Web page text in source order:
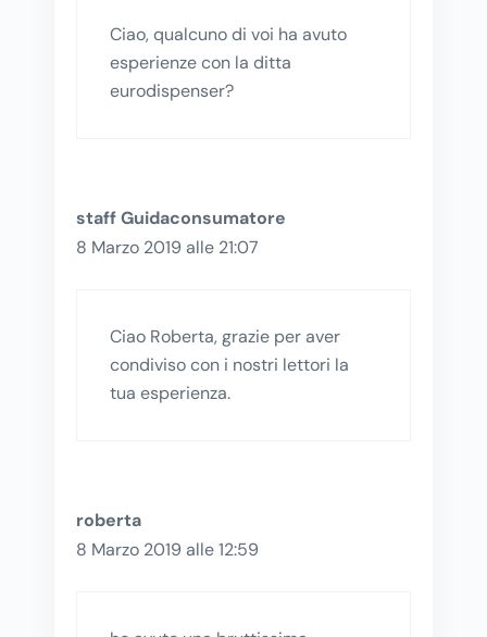
Ciao, qualcuno di voi ha avuto
esperienze con la ditta
eurodispenser?
staff Guidaconsumatore
8 Marzo 2019 alle 21:07
Ciao Roberta, grazie per aver
condiviso con i nostri lettori la
tua esperienza.
roberta
8 Marzo 2019 alle 12:59